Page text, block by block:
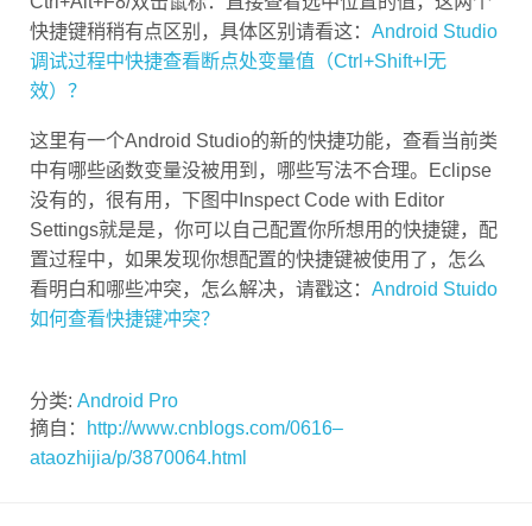
快捷键稍稍有点区别，具体区别请看这： Android Studio
调试过程中快捷查看断点处变量值（Ctrl+Shift+I无
效）？
这里有一个Android Studio的新的快捷功能，查看当前类
中有哪些函数变量没被用到，哪些写法不合理。Eclipse
没有的，很有用，下图中Inspect Code with Editor
Settings就是是，你可以自己配置你所想用的快捷键，配
置过程中，如果发现你想配置的快捷键被使用了，怎么
看明白和哪些冲突，怎么解决，请戳这： Android Stuido
如何查看快捷键冲突？
分类: Android Pro
摘自： http://www.cnblogs.com/0616–
ataozhijia/p/3870064.html